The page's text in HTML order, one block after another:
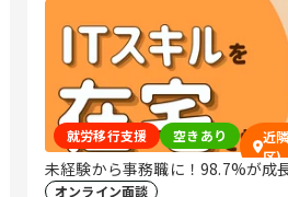
就労移行支援 空きあり
近
区)
未経験から事務職に！98.7%が成
オンライン面談